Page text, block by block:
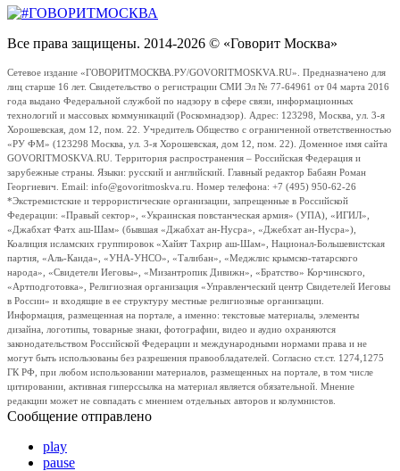
Все права защищены. 2014-2026 © «Говорит Москва»
Сетевое издание «ГОВОРИТМОСКВА.РУ/GOVORITMOSKVA.RU». Предназначено для
лиц старше 16 лет. Свидетельство о регистрации СМИ Эл № 77-64961 от 04 марта 2016
года выдано Федеральной службой по надзору в сфере связи, информационных
технологий и массовых коммуникаций (Роскомнадзор). Адрес: 123298, Москва, ул. 3-я
Хорошевская, дом 12, пом. 22. Учредитель Общество с ограниченной ответственностью
«РУ ФМ» (123298 Москва, ул. 3-я Хорошевская, дом 12, пом. 22). Доменное имя сайта
GOVORITMOSKVA.RU. Территория распространения – Российская Федерация и
зарубежные страны. Языки: русский и английский. Главный редактор Бабаян Роман
Георгиевич. Email: info@govoritmoskva.ru. Номер телефона: +7 (495) 950-62-26
*Экстремистские и террористические организации, запрещенные в Российской
Федерации: «Правый сектор», «Украинская повстанческая армия» (УПА), «ИГИЛ»,
«Джабхат Фатх аш-Шам» (бывшая «Джабхат ан-Нусра», «Джебхат ан-Нусра»),
Коалиция исламских группировок «Хайят Тахрир аш-Шам», Национал-Большевистская
партия, «Аль-Каида», «УНА-УНСО», «Талибан», «Меджлис крымско-татарского
народа», «Свидетели Иеговы», «Мизантропик Дивижн», «Братство» Корчинского,
«Артподготовка», Религиозная организация «Управленческий центр Свидетелей Иеговы
в России» и входящие в ее структуру местные религиозные организации.
Информация, размещенная на портале, а именно: текстовые материалы, элементы
дизайна, логотипы, товарные знаки, фотографии, видео и аудио охраняются
законодательством Российской Федерации и международными нормами права и не
могут быть использованы без разрешения правообладателей. Согласно ст.ст. 1274,1275
ГК РФ, при любом использовании материалов, размещенных на портале, в том числе
цитировании, активная гиперссылка на материал является обязательной. Мнение
редакции может не совпадать с мнением отдельных авторов и колумнистов.
Сообщение отправлено
play
pause